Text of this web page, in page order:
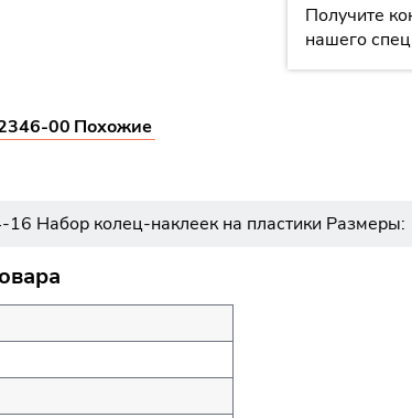
Получите
нашего
00 Похожие
Набор колец-наклеек на пластики